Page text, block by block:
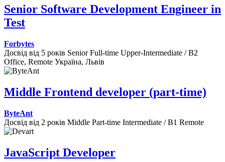
Senior Software Development Engineer in
Test
Forbytes
Досвід від 5 років Senior Full-time Upper-Intermediate / B2
Office, Remote Україна, Львів
Middle Frontend developer (part-time)
ByteAnt
Досвід від 2 років Middle Part-time Intermediate / B1 Remote
JavaScript Developer